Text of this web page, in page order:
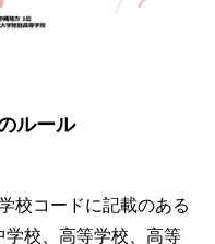
ルール
校コードに記載のある
校、高等学校、高等